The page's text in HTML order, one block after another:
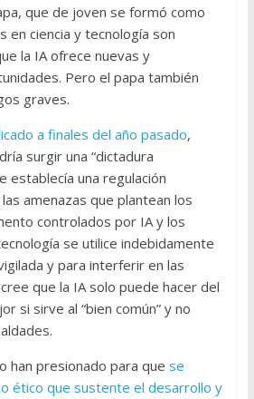
que de joven se formó como
en ciencia y tecnología son
la IA ofrece nuevas y
Pero el papa también
graves.
a finales del año pasado,
surgir una “dictadura
establecía una regulación
amenazas que plantean los
controlados por IA y los
se utilice indebidamente
y para interferir en las
que la IA solo puede hacer del
si sirve al “bien común” y no
han presionado para que se
ético que sustente el desarrollo y